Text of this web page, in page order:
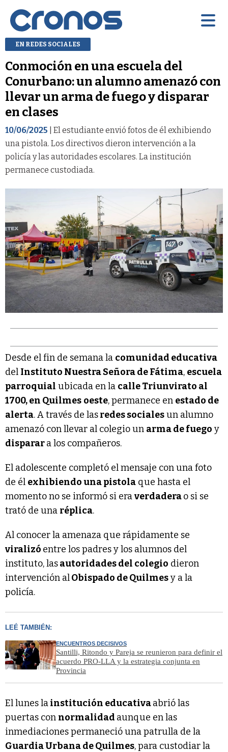
EN REDES SOCIALES
Conmoción en una escuela del
Conurbano: un alumno amenazó con
llevar un arma de fuego y disparar
en clases
10/06/2025 | El estudiante envió fotos de él exhibiendo
una pistola. Los directivos dieron intervención a la
policía y las autoridades escolares. La institución
permanece custodiada.
Desde el fin de semana la comunidad educativa
del Instituto Nuestra Señora de Fátima, escuela
parroquial ubicada en la calle Triunvirato al
1700, en Quilmes oeste, permanece en estado de
alerta. A través de lasredes socialesun alumno
amenazó con llevar al colegio un arma de fuego y
disparara los compañeros.
El adolescente completó el mensaje con una foto
de él exhibiendo una pistola que hasta el
momento no se informó si eraverdaderao si se
trató de una réplica.
Al conocer la amenaza que rápidamente se
viralizó entre los padres y los alumnos del
instituto, lasautoridades del colegio dieron
intervención alObispado de Quilmesy a la
policía.
LEÉ TAMBIÉN:
ENCUENTROS DECISIVOS
Santilli, Ritondo y Pareja se reunieron para definir el
acuerdo PRO-LLA y la estrategia conjunta en
Provincia
El lunes lainstitución educativaabrió las
puertas con normalidad aunque en las
inmediaciones permaneció una patrulla de la
Guardia Urbana de Quilmes, para custodiar la